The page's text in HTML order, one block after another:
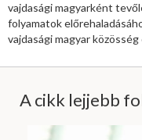
vajdasági magyarként
folyamatok
vajdasági magyar
A cikk lejjebb